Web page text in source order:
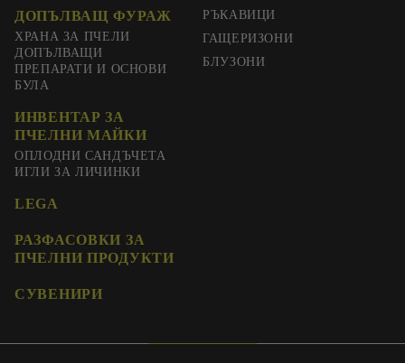
ДОПЪЛВАЩ ФУРАЖ
ХРАНА ЗА ПЧЕЛИ
ДОПЪЛВАЩИ
ПРЕПАРАТИ И ОСНОВИ
РЪКАВИЦИ
ГАЩЕРИЗОНИ
БЛУЗОНИ
БУЛА
ИНВЕНТАР ЗА
ПЧЕЛНИ МАЙКИ
ОПЛОДНИ САНДЪЧЕТА
ИГЛИ ЗА ЛИЧИНКИ
LEGA
РАЗФАСОВКИ ЗА
ПЧЕЛНИ ПРОДУКТИ
СУВЕНИРИ